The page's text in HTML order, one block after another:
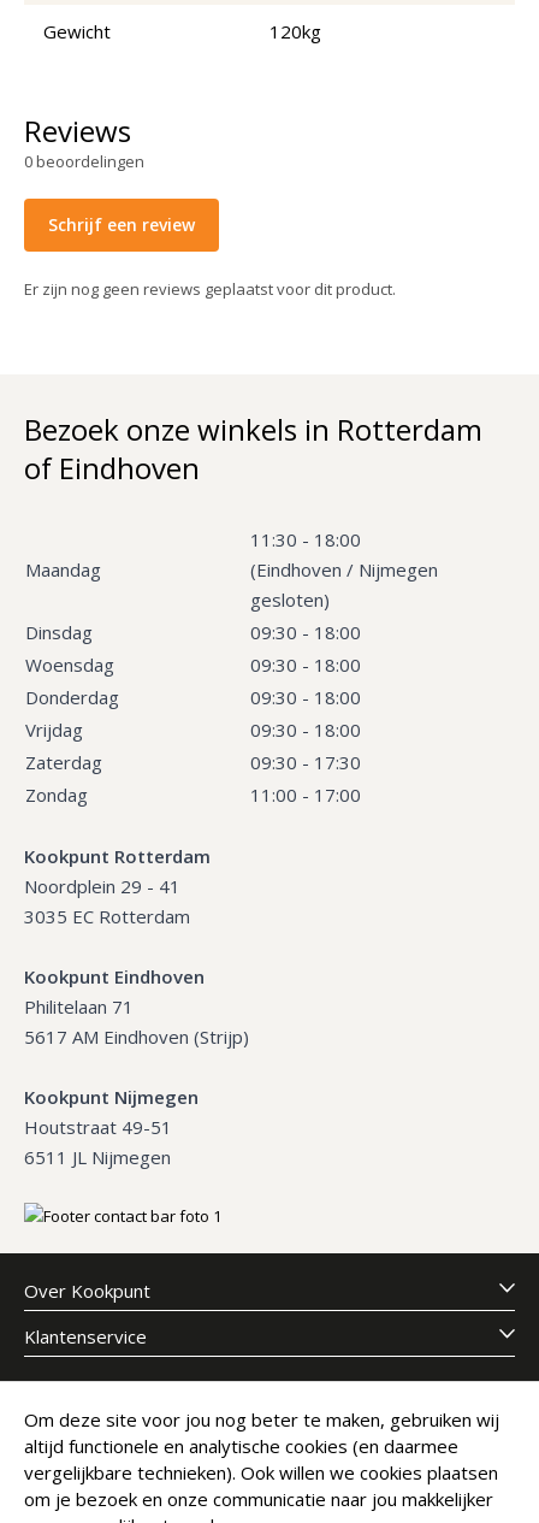
Gewicht 120kg
Reviews
0beoordelingen
Schrijf een review
Er zijn nog geen reviews geplaatst voor dit product.
Bezoek onze winkels in Rotterdam
of Eindhoven
Maandag
11:30 - 18:00
(Eindhoven / Nijmegen
gesloten)
Dinsdag
09:30 - 18:00
Woensdag
09:30 - 18:00
Donderdag
09:30 - 18:00
Vrijdag
09:30 - 18:00
Zaterdag
09:30 - 17:30
Zondag
11:00 - 17:00
Kookpunt Rotterdam
Noordplein 29 - 41
3035 EC Rotterdam
Kookpunt Eindhoven
Philitelaan 71
5617 AM Eindhoven (Strijp)
Kookpunt Nijmegen
Houtstraat 49-51
6511 JL Nijmegen
Over Kookpunt
Klantenservice
Meld je aan voor onze nieuwsbrief
E-mailadres
Abonneer
Om deze site voor jou nog beter te maken, gebruiken wij
altijd functionele en analytische cookies (en daarmee
vergelijkbare technieken). Ook willen we cookies plaatsen
om je bezoek en onze communicatie naar jou makkelijker